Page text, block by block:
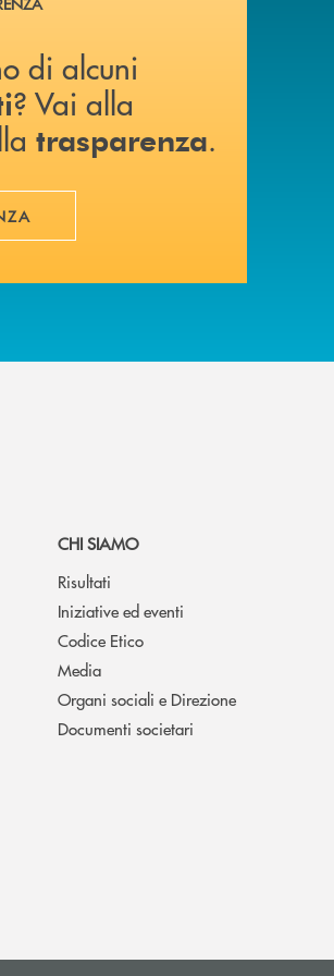
di alcuni
? Vai alla
trasparenza.
CHI SIAMO
Risultati
Iniziative ed eventi
Codice Etico
Media
Organi sociali e Direzione
Documenti societari